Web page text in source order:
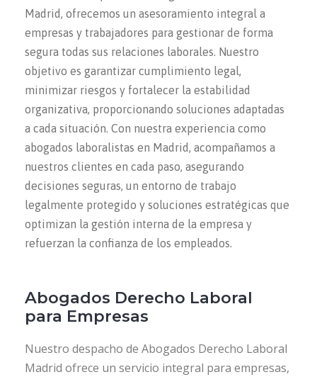
Madrid, ofrecemos un asesoramiento integral a
empresas y trabajadores para gestionar de forma
segura todas sus relaciones laborales. Nuestro
objetivo es garantizar cumplimiento legal,
minimizar riesgos y fortalecer la estabilidad
organizativa, proporcionando soluciones adaptadas
a cada situación. Con nuestra experiencia como
abogados laboralistas en Madrid, acompañamos a
nuestros clientes en cada paso, asegurando
decisiones seguras, un entorno de trabajo
legalmente protegido y soluciones estratégicas que
optimizan la gestión interna de la empresa y
refuerzan la confianza de los empleados.
Abogados Derecho Laboral
para Empresas
Nuestro despacho de Abogados Derecho Laboral
Madrid ofrece un servicio integral para empresas,